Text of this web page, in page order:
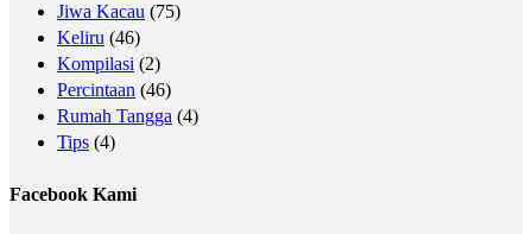
Jiwa Kacau (75)
Keliru (46)
Kompilasi (2)
Percintaan (46)
Rumah Tangga (4)
Tips (4)
Facebook Kami